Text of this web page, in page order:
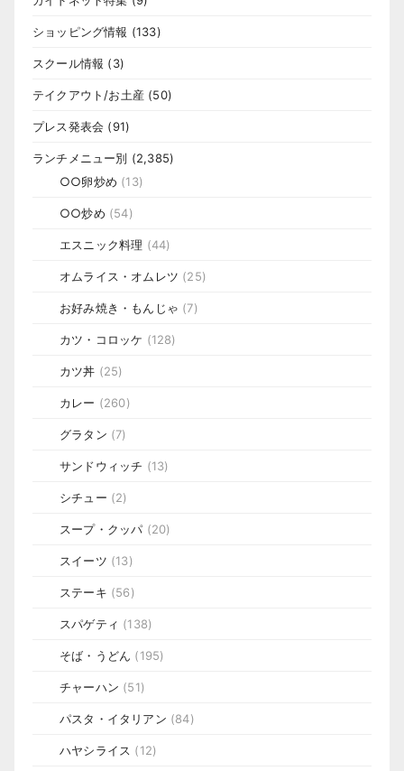
ショッピング情報 (133)
スクール情報 (3)
テイクアウト/お土産 (50)
プレス発表会 (91)
ランチメニュー別 (2,385)
○○卵炒め (13)
○○炒め (54)
エスニック料理 (44)
オムライス・オムレツ (25)
お好み焼き・もんじゃ (7)
カツ・コロッケ (128)
カツ丼 (25)
カレー (260)
グラタン (7)
サンドウィッチ (13)
シチュー (2)
スープ・クッパ (20)
スイーツ (13)
ステーキ (56)
スパゲティ (138)
そば・うどん (195)
チャーハン (51)
パスタ・イタリアン (84)
ハヤシライス (12)